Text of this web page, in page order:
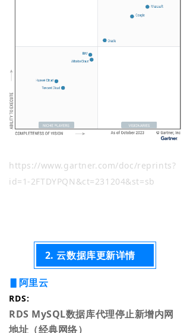
https://www.gartner.com/doc/reprints?
id=1-2FTDYPQN&ct=231204&st=sb
2. 云数据库更新详情
▋阿里云
RDS:
RDS MySQL数据库代理停止新增内网
地址（经典网络）